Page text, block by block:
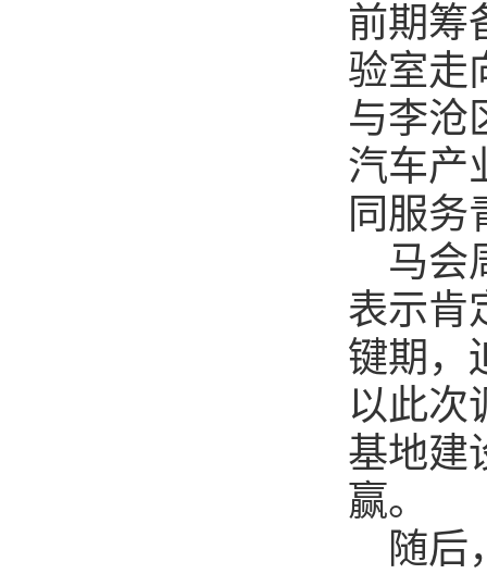
前期筹
验室走
与李沧
汽车产
同服
马会
表示肯
键期，
以此次
基地建
赢。
随后